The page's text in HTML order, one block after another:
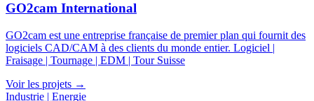
GO2cam International
GO2cam est une entreprise française de premier plan qui fournit des
logiciels CAD/CAM à des clients du monde entier. Logiciel |
Fraisage | Tournage | EDM | Tour Suisse
Voir les projets →
Industrie | Energie